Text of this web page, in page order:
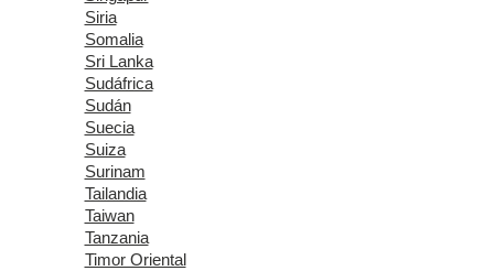
Siria
Somalia
Sri Lanka
Sudáfrica
Sudán
Suecia
Suiza
Surinam
Tailandia
Taiwan
Tanzania
Timor Oriental